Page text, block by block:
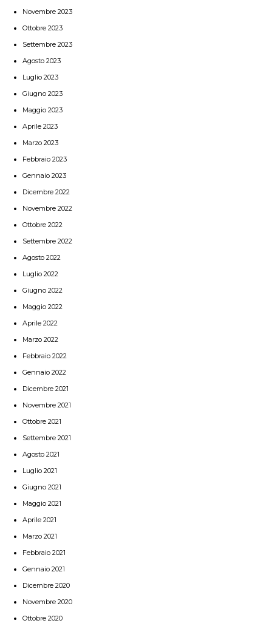
Novembre 2023
Ottobre 2023
Settembre 2023
Agosto 2023
Luglio 2023
Giugno 2023
Maggio 2023
Aprile 2023
Marzo 2023
Febbraio 2023
Gennaio 2023
Dicembre 2022
Novembre 2022
Ottobre 2022
Settembre 2022
Agosto 2022
Luglio 2022
Giugno 2022
Maggio 2022
Aprile 2022
Marzo 2022
Febbraio 2022
Gennaio 2022
Dicembre 2021
Novembre 2021
Ottobre 2021
Settembre 2021
Agosto 2021
Luglio 2021
Giugno 2021
Maggio 2021
Aprile 2021
Marzo 2021
Febbraio 2021
Gennaio 2021
Dicembre 2020
Novembre 2020
Ottobre 2020